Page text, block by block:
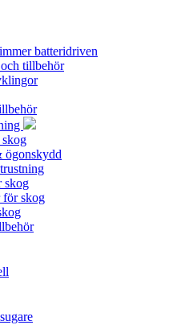
batteridriven
tillbehör
ögonskydd
skog
för skog